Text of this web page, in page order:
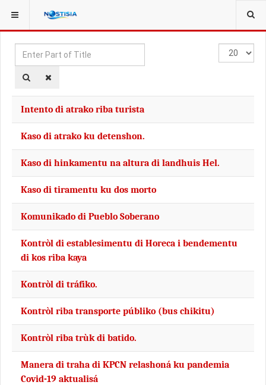
YOU ARE HERE:
Enter
Part
of
Display
#
Intento di atrako riba turista
Kaso di atrako ku detenshon.
Kaso di hinkamentu na altura di landhuis Hel.
Kaso di tiramentu ku dos morto
Komunikado di Pueblo Soberano
Kontròl di establesimentu di Horeca i bendementu
di kos riba kaya
Kontròl di tráfiko.
Kontròl riba transporte públiko (bus chikitu)
Kontròl riba trùk di batido.
Manera di traha di KPCN relashoná ku pandemia
Covid-19 aktualisá